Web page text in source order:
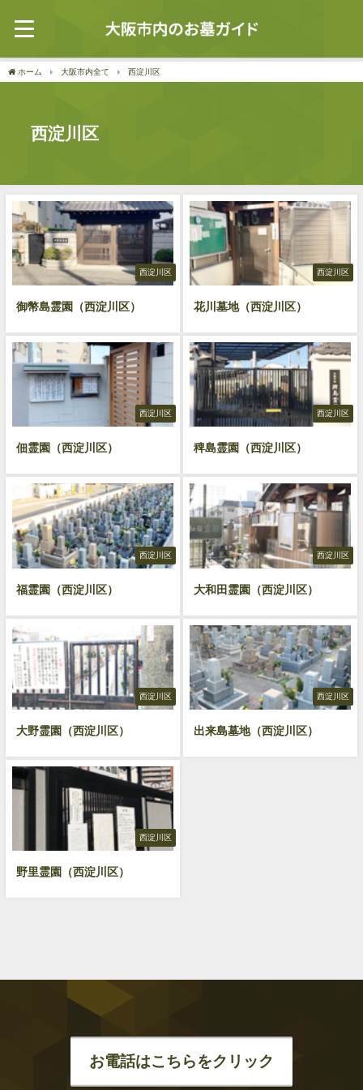
ホーム 大阪市内全て 西淀川区
西淀川区
西淀川区
御幣島霊園（西淀川区）
西淀川区
花川墓地（西淀川区）
西淀川区
佃霊園（西淀川区）
西淀川区
稗島霊園（西淀川区）
西淀川区
福霊園（西淀川区）
西淀川区
大和田霊園（西淀川区）
西淀川区
大野霊園（西淀川区）
西淀川区
出来島墓地（西淀川区）
西淀川区
野里霊園（西淀川区）
お電話はこちらをクリック